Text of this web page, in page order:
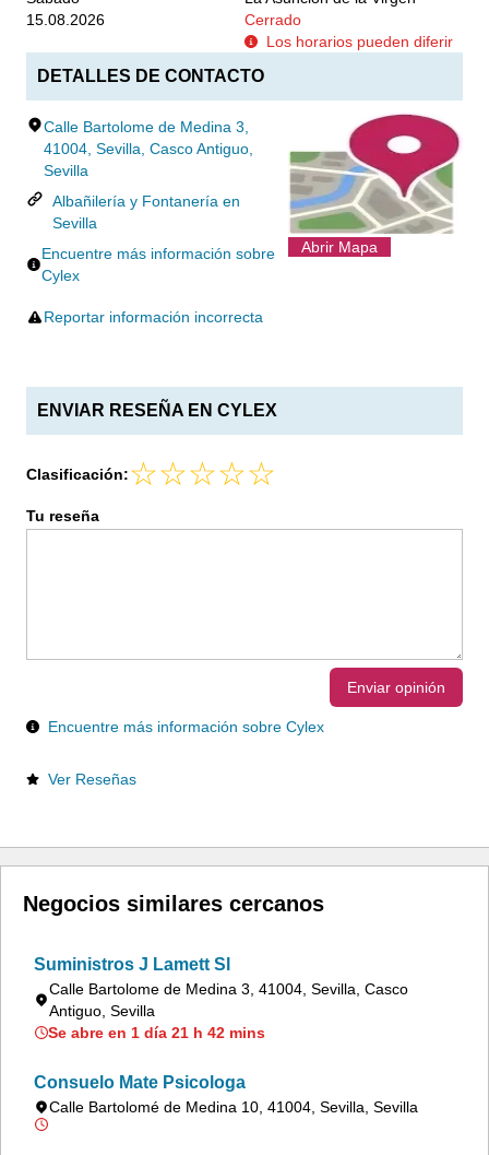
15.08.2026
Cerrado
Los horarios pueden diferir
DETALLES DE CONTACTO
Calle Bartolome de Medina 3,
41004, Sevilla, Casco Antiguo,
Sevilla
Albañilería y Fontanería en
Sevilla
Encuentre más información sobre
Cylex
Reportar información incorrecta
Abrir Mapa
ENVIAR RESEÑA EN CYLEX
Clasificación:
Tu reseña
Enviar opinión
Encuentre más información sobre Cylex
Ver Reseñas
Negocios similares cercanos
Suministros J Lamett Sl
Calle Bartolome de Medina 3, 41004, Sevilla, Casco
Antiguo, Sevilla
Se abre en 1 día 21 h 42 mins
Consuelo Mate Psicologa
Calle Bartolomé de Medina 10, 41004, Sevilla, Sevilla